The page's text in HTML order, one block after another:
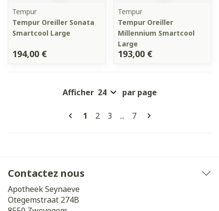
Tempur
Tempur Oreiller Sonata
Smartcool Large
194,00 €
Tempur
Tempur Oreiller
Millennium Smartcool
Large
193,00 €
Pages
Vous lisez actuellement la page
1 Page
2 Page
3 ... Page
7
Afficher par page
Contactez nous
Apotheek Seynaeve
Otegemstraat 274B